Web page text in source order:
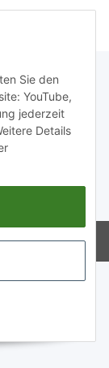
JTL-Shop
Sie den
YouTube,
jederzeit
Details